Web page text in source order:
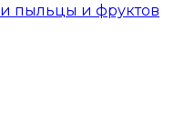
пыльцы и фруктов